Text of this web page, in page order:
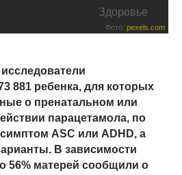
Здоровье
Фото: pexels.com
881 ребенка, для которых
о пренатальном или
парацетамола, по
ASC или ADHD, а
В зависимости
56% матерей сообщили о